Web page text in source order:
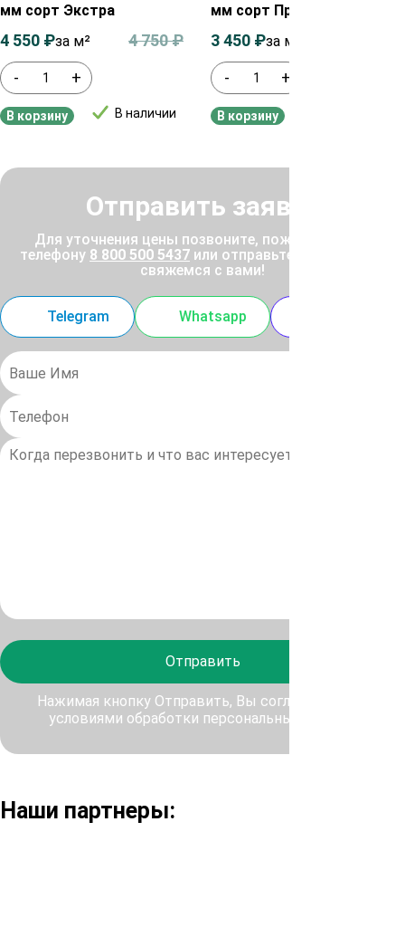
мм сорт Экстра
- +
В наличии
4 750₽
4 550 ₽за м²
В корзину
мм сорт Прима
- +
3 450 ₽за м²
В корзину
Отправить заявку
Для уточнения цены позвоните, пожалуйста, по
телефону 8 800 500 5437 или отправьте заявку, и мы
свяжемся с вами!
Telegram Whatsapp
Отправить
Нажимая кнопку Отправить, Вы соглашаетесь с
условиями обработки персональных данных
Наши партнеры: